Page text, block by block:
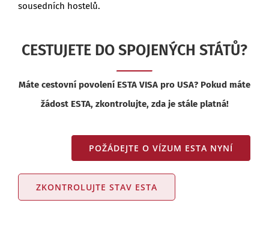
sousedních hostelů.
CESTUJETE DO SPOJENÝCH STÁTŮ?
Máte cestovní povolení ESTA VISA pro USA? Pokud máte
žádost ESTA, zkontrolujte, zda je stále platná!
POŽÁDEJTE O VÍZUM ESTA NYNÍ
ZKONTROLUJTE STAV ESTA